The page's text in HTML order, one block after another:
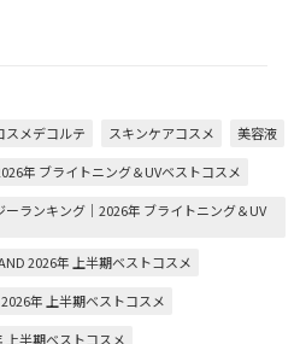
スメデコルテ スキンケアコスメ
美容液
年 ブライトニング＆UVベストコスメ
ランキング｜2026年 ブライトニング＆UV
2026年 上半期ベストコスメ
年 上半期ベストコスメ
上半期ベストコスメ